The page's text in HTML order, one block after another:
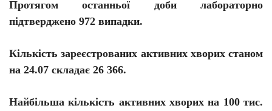
Протягом останньої доби лабораторно
підтверджено 972 випадки.
Кількість зареєстрованих активних хворих станом
на 24.07 складає 26 366.
Найбільша кількість активних хворих на 100 тис.